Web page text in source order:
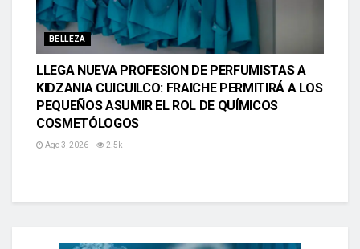
BELLEZA
LLEGA NUEVA PROFESION DE PERFUMISTAS A
KIDZANIA CUICUILCO: FRAICHE PERMITIRÁ A LOS
PEQUEÑOS ASUMIR EL ROL DE QUÍMICOS
COSMETÓLOGOS
Ago 3, 2026 2.5k